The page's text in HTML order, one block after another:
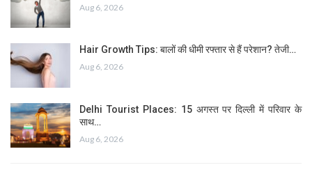
Aug 6, 2026
Hair Growth Tips: बालों की धीमी रफ्तार से हैं परेशान? तेजी…
Aug 6, 2026
Delhi Tourist Places: 15 अगस्त पर दिल्ली में परिवार के
साथ…
Aug 6, 2026